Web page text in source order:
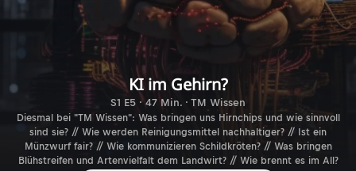
KI im Gehirn?
S1 E5 · 47 Min. · TM Wissen
Diesmal bei "TM Wissen": Was bringen uns Hirnchips und wie sinnvoll
sind sie? // Wie werden Reinigungsmittel nachhaltiger? // Ist ein
Münzwurf fair? // Wie kommunizieren Schildkröten? // Was bringen
Blühstreifen und Artenvielfalt dem Landwirt? // Wie brennt es im All?